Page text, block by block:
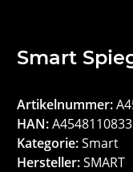
Smart
Artikelnummer:
HAN:A4548110833
Kategorie:Smart
Hersteller:SMART